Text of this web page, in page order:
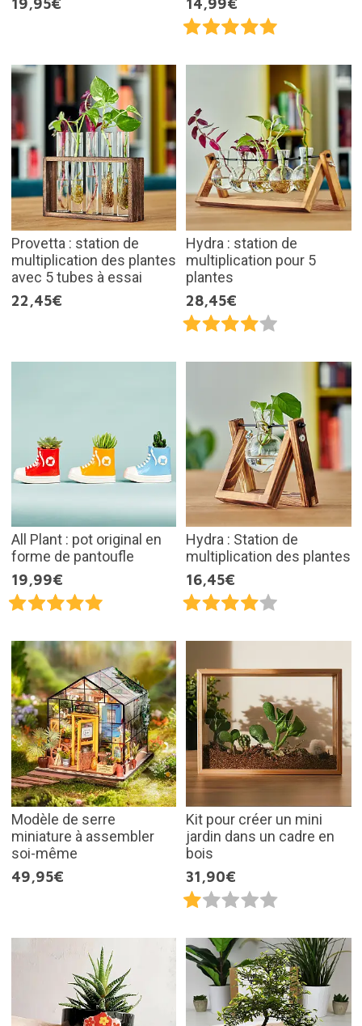
19,95€ 14,99€
Provetta : station de
multiplication des plantes
avec 5 tubes à essai
22,45€
Hydra : station de
multiplication pour 5
plantes
28,45€
All Plant : pot original en
forme de pantoufle
19,99€
Hydra : Station de
multiplication des plantes
16,45€
Modèle de serre
miniature à assembler
soi-même
49,95€
Kit pour créer un mini
jardin dans un cadre en
bois
31,90€